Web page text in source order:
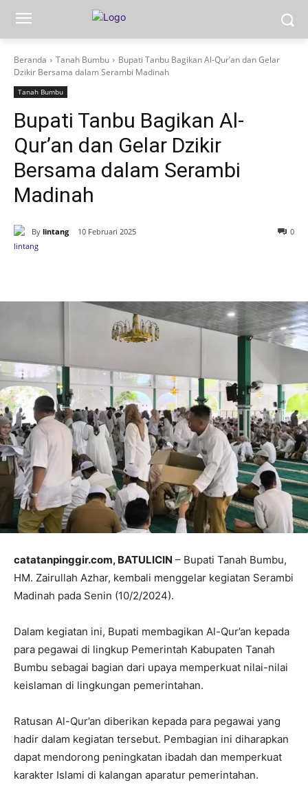
Beranda Tanah Bumbu
Bupati Tanbu Bagikan Al-Qur’an dan Gelar
Dzikir Bersama dalam Serambi Madinah
Tanah Bumbu
Bupati Tanbu Bagikan Al-
Qur’an dan Gelar Dzikir
Bersama dalam Serambi
Madinah
By lintang 10 Februari 2025 0
catatanpinggir.com, BATULICIN – Bupati Tanah Bumbu,
HM. Zairullah Azhar, kembali menggelar kegiatan Serambi
Madinah pada Senin (10/2/2024).
Dalam kegiatan ini, Bupati membagikan Al-Qur’an kepada
para pegawai di lingkup Pemerintah Kabupaten Tanah
Bumbu sebagai bagian dari upaya memperkuat nilai-nilai
keislaman di lingkungan pemerintahan.
Ratusan Al-Qur’an diberikan kepada para pegawai yang
hadir dalam kegiatan tersebut. Pembagian ini diharapkan
dapat mendorong peningkatan ibadah dan memperkuat
karakter Islami di kalangan aparatur pemerintahan.